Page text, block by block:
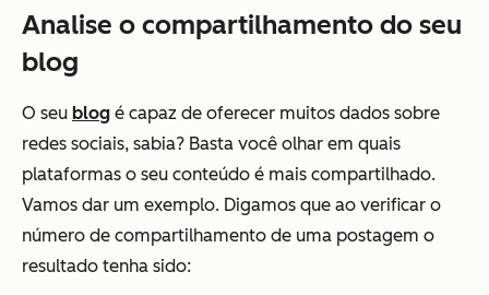
Analise o compartilhamento do seu
blog
O seu blog é capaz de oferecer muitos dados sobre
redes sociais, sabia? Basta você olhar em quais
plataformas o seu conteúdo é mais compartilhado.
Vamos dar um exemplo. Digamos que ao verificar o
número de compartilhamento de uma postagem o
resultado tenha sido: